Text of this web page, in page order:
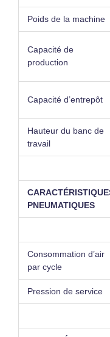
Poids de la machine
Capacité de
production
Capacité d’entrepôt
Hauteur du banc de
travail
PNEUMATIQUES
Consommation d’air
par cycle
Pression de service